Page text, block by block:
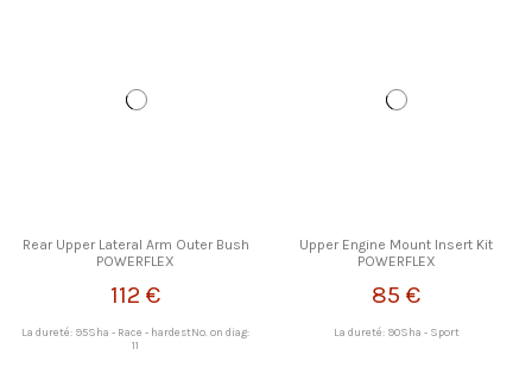
Rear Upper Lateral Arm Outer Bush
POWERFLEX
112 €
La dureté: 95Sha - Race - hardestNo. on diag:
11
Upper Engine Mount Insert Kit
POWERFLEX
85 €
La dureté: 90Sha - Sport